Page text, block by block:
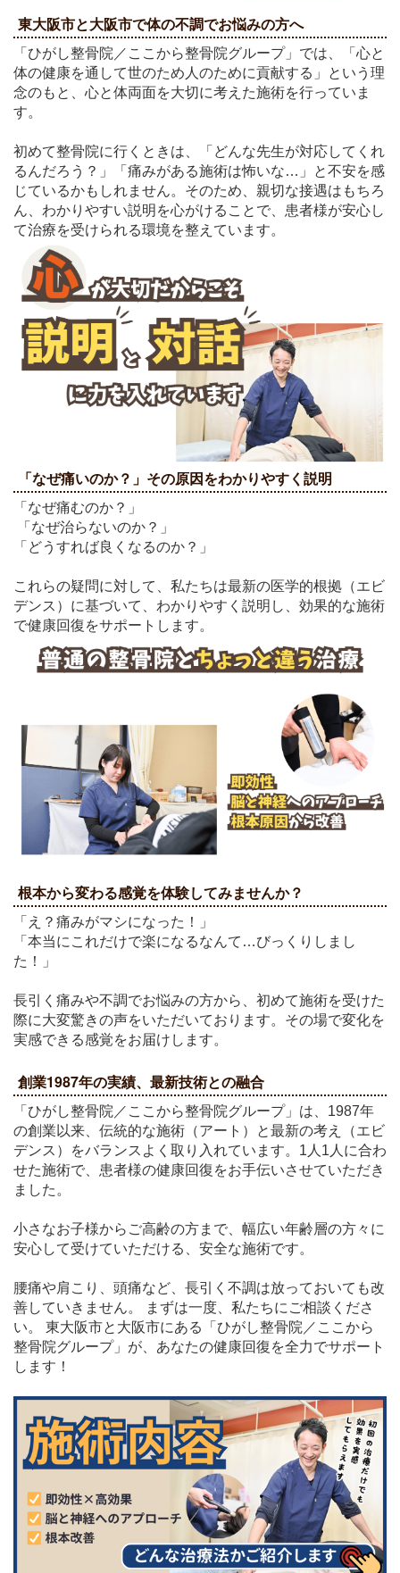
東大阪市と大阪市で体の不調でお悩みの方へ
「ひがし整骨院／ここから整骨院グループ」では、「心と
体の健康を通して世のため人のために貢献する」という理
念のもと、心と体両面を大切に考えた施術を行っていま
す。
初めて整骨院に行くときは、「どんな先生が対応してくれ
るんだろう？」「痛みがある施術は怖いな…」と不安を感
じているかもしれません。そのため、親切な接遇はもちろ
ん、わかりやすい説明を心がけることで、患者様が安心し
て治療を受けられる環境を整えています。
「なぜ痛いのか？」その原因をわかりやすく説明
「なぜ痛むのか？」
「なぜ治らないのか？」
「どうすれば良くなるのか？」
これらの疑問に対して、私たちは最新の医学的根拠（エビ
デンス）に基づいて、わかりやすく説明し、効果的な施術
で健康回復をサポートします。
根本から変わる感覚を体験してみませんか？
「え？痛みがマシになった！」
「本当にこれだけで楽になるなんて…びっくりしまし
た！」
長引く痛みや不調でお悩みの方から、初めて施術を受けた
際に大変驚きの声をいただいております。その場で変化を
実感できる感覚をお届けします。
創業1987年の実績、最新技術との融合
「ひがし整骨院／ここから整骨院グループ」は、1987年
の創業以来、伝統的な施術（アート）と最新の考え（エビ
デンス）をバランスよく取り入れています。1人1人に合わ
せた施術で、患者様の健康回復をお手伝いさせていただき
ました。
小さなお子様からご高齢の方まで、幅広い年齢層の方々に
安心して受けていただける、安全な施術です。
腰痛や肩こり、頭痛など、長引く不調は放っておいても改
善していきません。 まずは一度、私たちにご相談くださ
い。 東大阪市と大阪市にある「ひがし整骨院／ここから
整骨院グループ」が、あなたの健康回復を全力でサポート
します！